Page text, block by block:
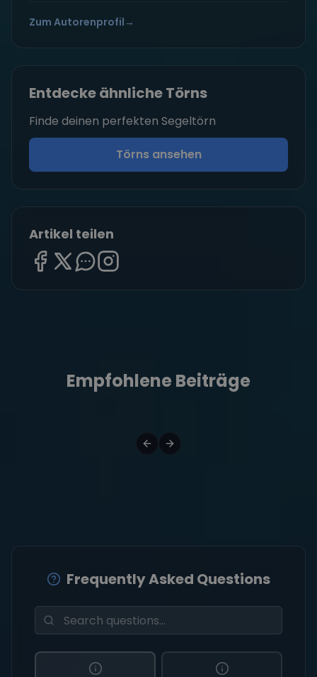
Zum Autorenprofil →
Entdecke ähnliche Törns
Finde deinen perfekten Segeltörn
Törns ansehen
Artikel teilen
Empfohlene Beiträge
Frequently Asked Questions